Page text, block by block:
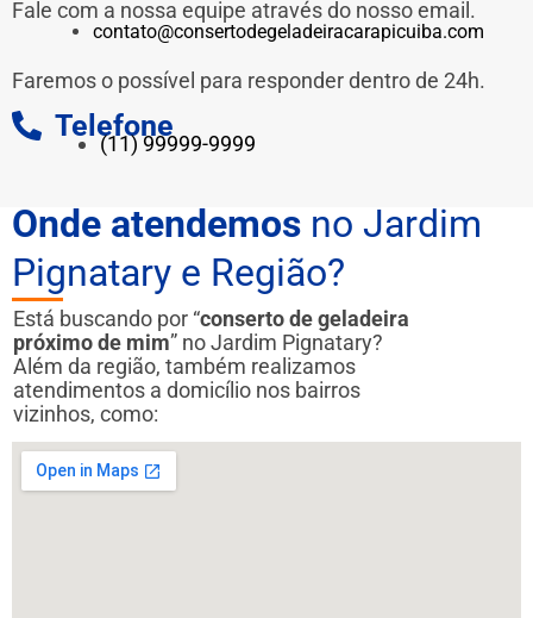
Fale com a nossa equipe através do nosso email.
contato@consertodegeladeiracarapicuiba.com
Faremos o possível para responder dentro de 24h.
Telefone
(11) 99999-9999
Onde atendemos no Jardim
Pignatary e Região?
Está buscando por “conserto de geladeira
próximo de mim” no Jardim Pignatary?
Além da região, também realizamos
atendimentos a domicílio nos bairros
vizinhos, como: